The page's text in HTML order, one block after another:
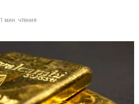
1 мин. чтения